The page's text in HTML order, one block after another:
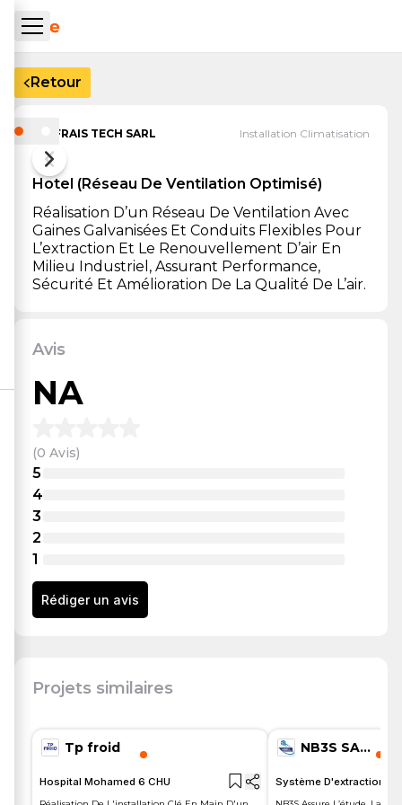
Aller au contenu principal
Hotel (Réseau de ventilation optimisé)
Retour
FRAIS TECH SARL Installation Climatisation
Hotel (Réseau De Ventilation Optimisé)
Réalisation D’un Réseau De Ventilation Avec
Gaines Galvanisées Et Conduits Flexibles Pour
L’extraction Et Le Renouvellement D’air En
Milieu Industriel, Assurant Performance,
Sécurité Et Amélioration De La Qualité De L’air.
Avis
NA
(0 Avis)
5
4
3
2
1
Rédiger un avis
Projets similaires
Tp froid
Hospital Mohamed 6 CHU
NB3S SARL
Système D'extraction Et